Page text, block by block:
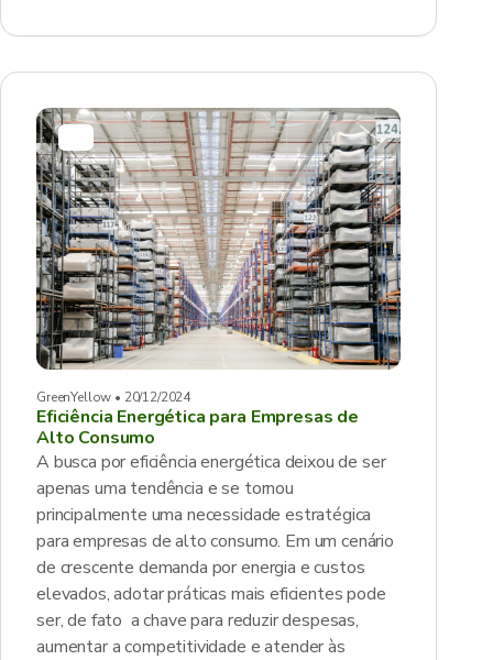
GreenYellow • 20/12/2024
Eficiência Energética para Empresas de
Alto Consumo
A busca por eficiência energética deixou de ser
apenas uma tendência e se tornou
principalmente uma necessidade estratégica
para empresas de alto consumo. Em um cenário
de crescente demanda por energia e custos
elevados, adotar práticas mais eficientes pode
ser, de fato a chave para reduzir despesas,
aumentar a competitividade e atender às